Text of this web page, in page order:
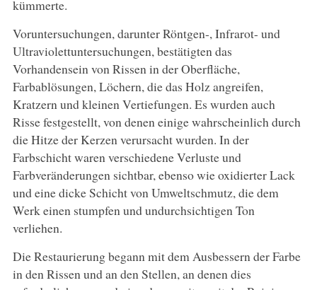
kümmerte.
Voruntersuchungen, darunter Röntgen-, Infrarot- und
Ultraviolettuntersuchungen, bestätigten das
Vorhandensein von Rissen in der Oberfläche,
Farbablösungen, Löchern, die das Holz angreifen,
Kratzern und kleinen Vertiefungen. Es wurden auch
Risse festgestellt, von denen einige wahrscheinlich durch
die Hitze der Kerzen verursacht wurden. In der
Farbschicht waren verschiedene Verluste und
Farbveränderungen sichtbar, ebenso wie oxidierter Lack
und eine dicke Schicht von Umweltschmutz, die dem
Werk einen stumpfen und undurchsichtigen Ton
verliehen.
Die Restaurierung begann mit dem Ausbessern der Farbe
in den Rissen und an den Stellen, an denen dies